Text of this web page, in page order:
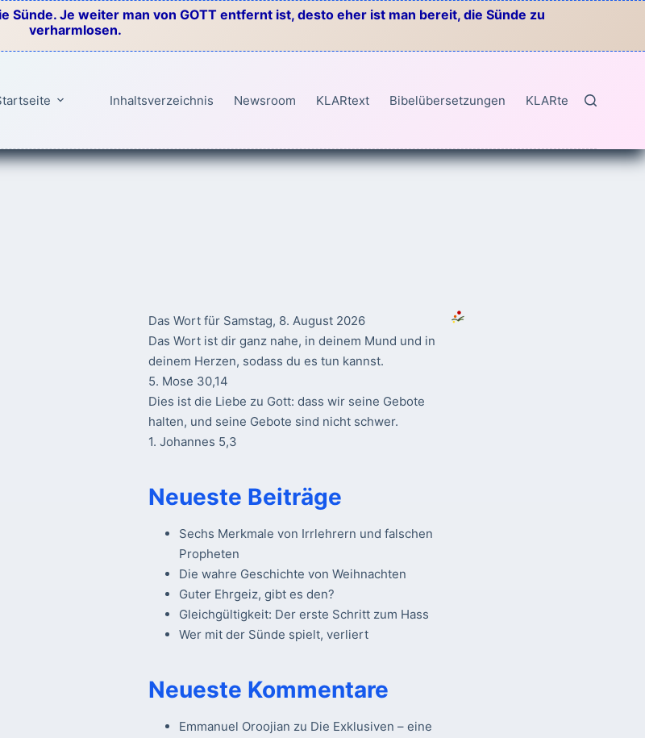
Je weiter man von GOTT entfernt ist, desto eher ist man bereit, die Sünde zu
verharmlosen.
Inhaltsverzeichnis Newsroom KLARtext Bibelübersetzungen KLARtext
Das Wort für Samstag, 8. August 2026
Das Wort ist dir ganz nahe, in deinem Mund und in
deinem Herzen, sodass du es tun kannst.
5. Mose 30,14
Dies ist die Liebe zu Gott: dass wir seine Gebote
halten, und seine Gebote sind nicht schwer.
1. Johannes 5,3
Neueste Beiträge
Sechs Merkmale von Irrlehrern und falschen
Propheten
Die wahre Geschichte von Weihnachten
Guter Ehrgeiz, gibt es den?
Gleichgültigkeit: Der erste Schritt zum Hass
Wer mit der Sünde spielt, verliert
Neueste Kommentare
Emmanuel Oroojian zu Die Exklusiven – eine